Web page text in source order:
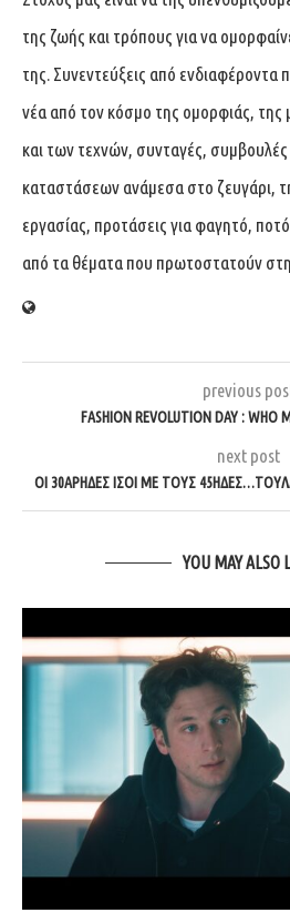
της ζωής και τρόπους για να
της. Συνεντεύξεις από
νέα από τον κόσμο της ομορφιάς, της
και των τεχνών, συνταγές,
καταστάσεων ανάμεσα στο ζευγάρι,
εργασίας, προτάσεις για φαγητό, ποτό
από τα θέματα που πρωτοστατούν
previous
FASHION REVOLUTION DAY : WHO
next post
ΟΙ 30ΑΡΗΔΕΣ ΊΣΟΙ ΜΕ ΤΟΥΣ
YOU MAY ALSO